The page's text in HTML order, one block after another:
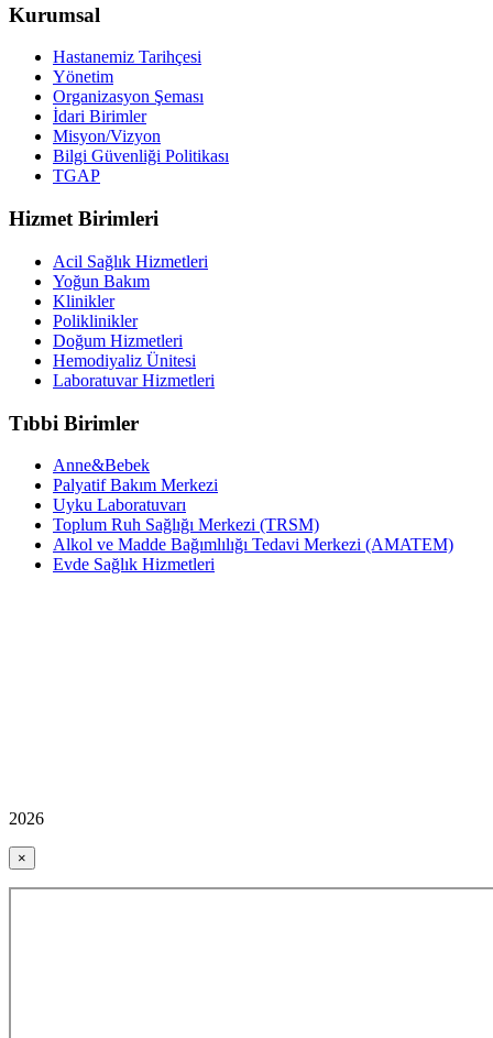
Kurumsal
Hastanemiz Tarihçesi
Yönetim
Organizasyon Şeması
İdari Birimler
Misyon/Vizyon
Bilgi Güvenliği Politikası
TGAP
Hizmet Birimleri
Acil Sağlık Hizmetleri
Yoğun Bakım
Klinikler
Poliklinikler
Doğum Hizmetleri
Hemodiyaliz Ünitesi
Laboratuvar Hizmetleri
Tıbbi Birimler
Anne&Bebek
Palyatif Bakım Merkezi
Uyku Laboratuvarı
Toplum Ruh Sağlığı Merkezi (TRSM)
Alkol ve Madde Bağımlılığı Tedavi Merkezi (AMATEM)
Evde Sağlık Hizmetleri
2026
×